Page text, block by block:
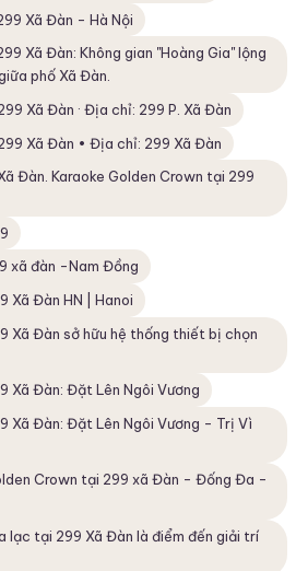
Xã Đàn - Hà Nội
Xã Đàn: Không gian "Hoàng Gia" lộng
phố Xã Đàn.
Xã Đàn · Địa chỉ: 299 P. Xã Đàn
Xã Đàn • Địa chỉ: 299 Xã Đàn
Đàn. Karaoke Golden Crown tại 299
xã đàn -Nam Đồng
Xã Đàn HN | Hanoi
Xã Đàn sở hữu hệ thống thiết bị chọn
Xã Đàn: Đặt Lên Ngôi Vương
Xã Đàn: Đặt Lên Ngôi Vương - Trị Vì
Crown tại 299 xã Đàn - Đống Đa -
lạc tại 299 Xã Đàn là điểm đến giải trí